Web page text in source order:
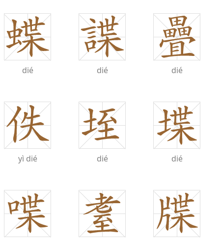
dié dié dié
yì dié dié dié